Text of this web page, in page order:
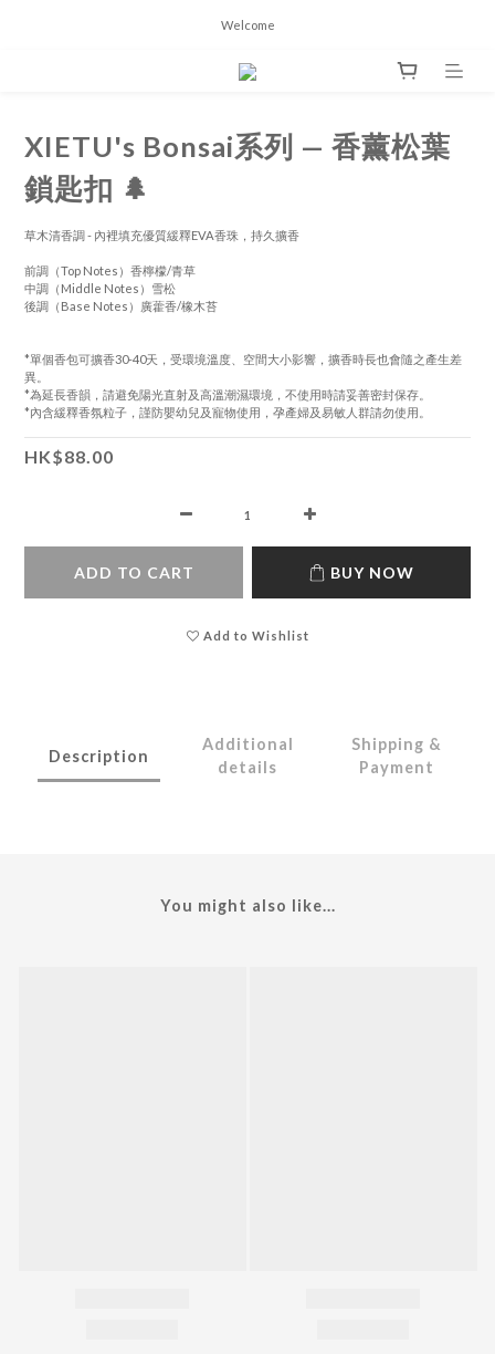
Welcome
XIETU's Bonsai系列 — 香薰松葉
鎖匙扣 🌲
草木清香調 - 內裡填充優質緩釋EVA香珠，持久擴香
前調（Top Notes）香檸檬/青草
中調（Middle Notes）雪松
後調（Base Notes）廣藿香/橡木苔
*單個香包可擴香30-40天，受環境溫度、空間大小影響，擴香時長也會隨之產生差
異。
*為延長香韻，請避免陽光直射及高溫潮濕環境，不使用時請妥善密封保存。
*內含緩釋香氛粒子，謹防嬰幼兒及寵物使用，孕產婦及易敏人群請勿使用。
HK$88.00
ADD TO CART BUY NOW
Add to Wishlist
Description
Additional
details
Shipping &
Payment
You might also like...